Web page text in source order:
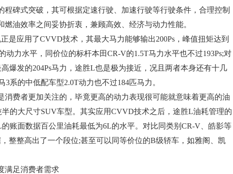
程碑式突破，其可根据定速行驶、加速行驶等行驶条件，合理控制
油效率之间妥协折衷，兼顾高效、经济与动力性能。
应用了CVVD技术，其最大马力能够输出200Ps，峰值扭矩达到
动力水平，同价位的标杆本田CR-V的1.5T马力水平也不过193Ps;对
爆发的204Ps马力，途胜L也是极为接近，况且两者本身还有十几
系的中低配车型2.0T动力也不过184匹马力。
费者更加关注的，毕竟更高的动力表现很可能就意味着更高的油
的大尺寸SUV车型。其实应用CVVD技术之后，途胜L油耗管理的
账面数据百公里油耗最低为6L的水平。对比同类别CR-V、皓影等
整整高出了一个段位;甚至可以同等价位的B级轿车，如雅阁、凯
足消费者需求